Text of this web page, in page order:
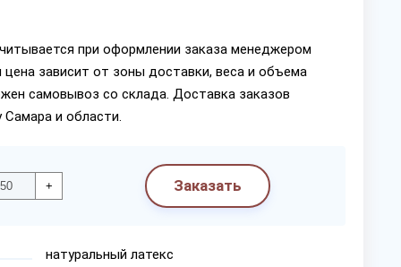
при оформлении заказа менеджером
цена зависит от зоны доставки, веса и объема
самовывоз со склада. Доставка заказов
Самара и области.
+ Заказать
натуральный латекс